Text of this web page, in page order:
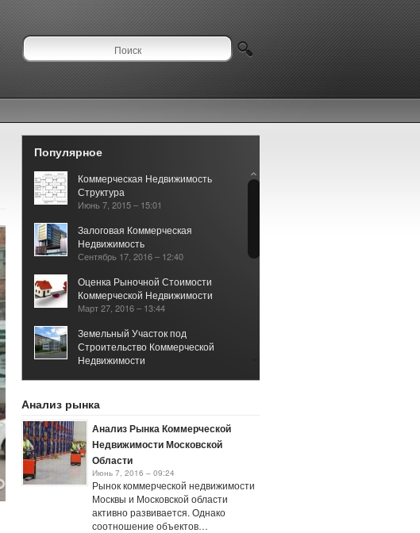
Популярное
Коммерческая Недвижимость
Структура
Июнь 7, 2015 – 15:01
Залоговая Коммерческая
Недвижимость
Сентябрь 17, 2016 – 12:40
Оценка Рыночной Стоимости
Коммерческой Недвижимости
Март 27, 2016 – 13:44
Земельный Участок под
Строительство Коммерческой
Недвижимости
Недвижимости 2017
Январь 25, 2021 – 05:40
Анализ рынка
Анализ Рынка Коммерческой
Недвижимости Московской
Области
Июнь 7, 2016 – 09:24
Рынок коммерческой недвижимости
Москвы и Московской области
активно развивается. Однако
соотношение объектов…